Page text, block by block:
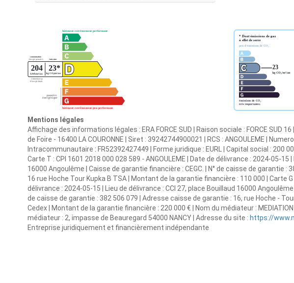
Mentions légales
Affichage des informations légales : ERA FORCE SUD | Raison sociale : FORCE SUD
de Foire - 16400 LA COURONNE | Siret : 39242744900021 | RCS : ANGOULEME |
Intracommunautaire : FR52392427449 | Forme juridique : EURL | Capital social : 200
Carte T : CPI 1601 2018 000 028 589 - ANGOULEME | Date de délivrance : 2024-05-15
16000 Angoulême | Caisse de garantie financière : CEGC. | N° de caisse de garantie :
16 rue Hoche Tour Kupka B TSA | Montant de la garantie financière : 110 000 | Carte
délivrance : 2024-05-15 | Lieu de délivrance : CCI 27, place Bouillaud 16000
de caisse de garantie : 382 506 079 | Adresse caisse de garantie : 16, rue Hoche -
Cedex | Montant de la garantie financière : 220 000 € | Nom du médiateur : MEDIATION
médiateur : 2, impasse de Beauregard 54000 NANCY | Adresse du site : https://
Entreprise juridiquement et financièrement indépendante